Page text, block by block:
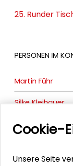
25. Runder
PERSONEN IM
Martin Führ
Silke Kleihauer
Klaus-Michael
Cookie-
Unsere Seite